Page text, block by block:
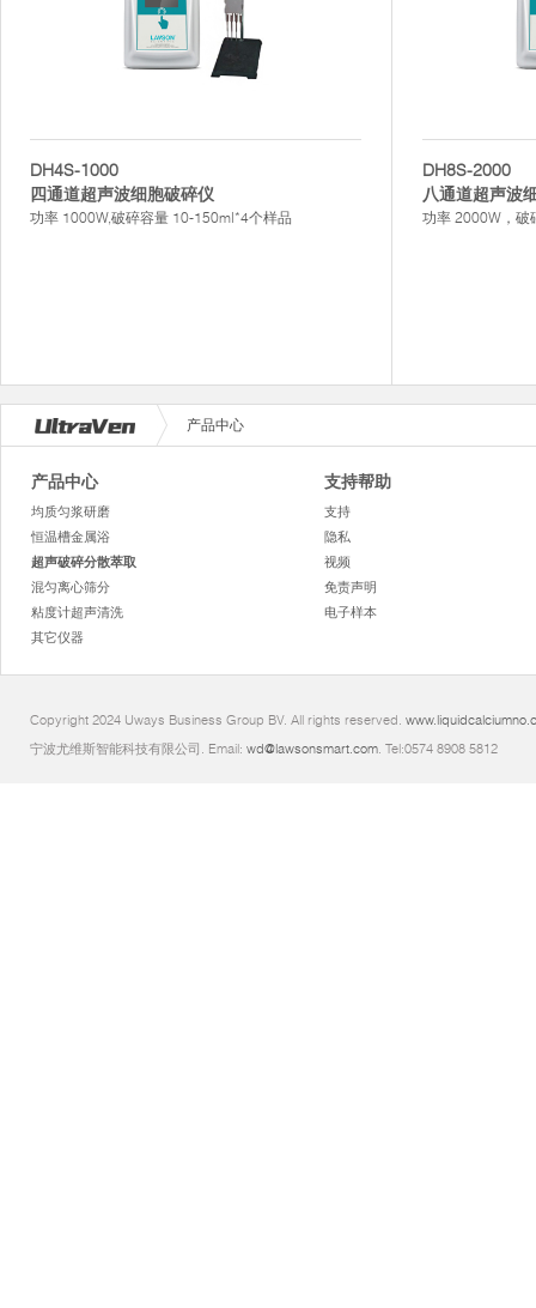
DH4S-1000
四通道超声波细胞破碎仪
功率 1000W,破碎容量 10-150ml*4个样品
DH8S-2000
八通道超声波
功率 2000W，破
产品中心
产品中心
均质匀浆研磨
恒温槽金属浴
超声破碎分散萃取
混匀离心筛分
粘度计超声清洗
其它仪器
支持帮助
支持
隐私
视频
免责声明
电子样本
Copyright 2024 Uways Business Group BV. All rights reserved.
宁波尤维斯智能科技有限公司. Email: wd@lawsonsmart.com. Tel:0574 8908 5812